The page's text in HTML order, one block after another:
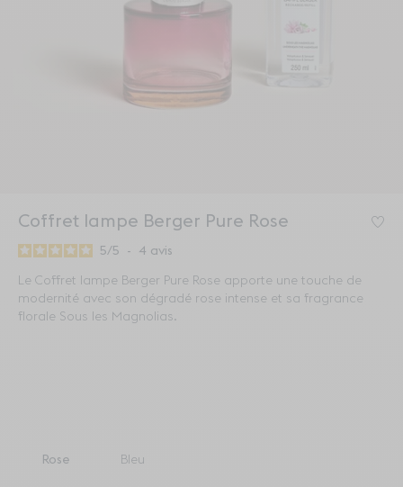
Coffret lampe Berger Pure Rose
5/5 - 4 avis
Le Coffret lampe Berger Pure Rose apporte une touche de
modernité avec son dégradé rose intense et sa fragrance
florale Sous les Magnolias.
Rose Bleu